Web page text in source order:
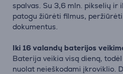
spalvas. Su 3,6 mln. pikselių ir
patogu žiūrėti filmus,
dokumentus.
Iki 16 valandų baterijos
Baterija veikia visą dieną,
nuolat neieškodami įkroviklio.